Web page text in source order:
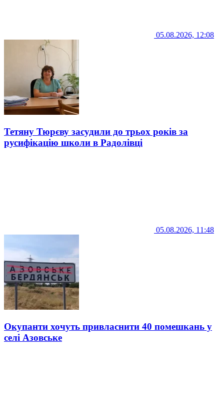
05.08.2026, 12:08
Тетяну Тюрєву засудили до трьох років за
русифікацію школи в Радолівці
05.08.2026, 11:48
Окупанти хочуть привласнити 40 помешкань у
селі Азовське